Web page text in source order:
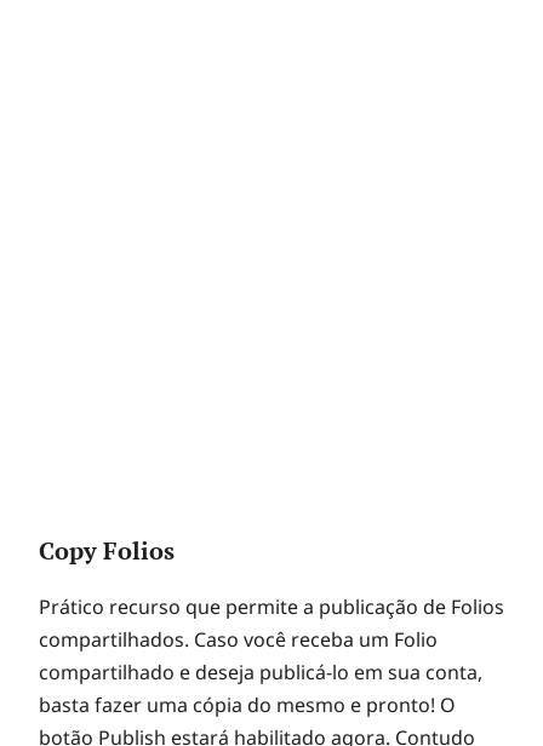
Copy Folios
Prático recurso que permite a publicação de Folios
compartilhados. Caso você receba um Folio
compartilhado e deseja publicá-lo em sua conta,
basta fazer uma cópia do mesmo e pronto! O
botão Publish estará habilitado agora. Contudo